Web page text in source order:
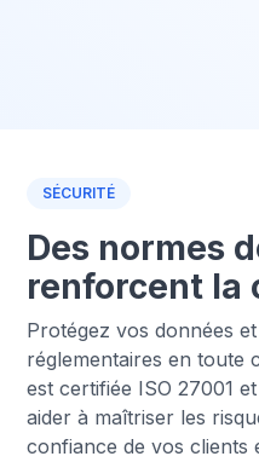
SÉCURITÉ
Des normes
renforcent la
Protégez vos données
réglementaires en toute
est certifiée ISO 27001
aider à maîtriser les
confiance de vos clients